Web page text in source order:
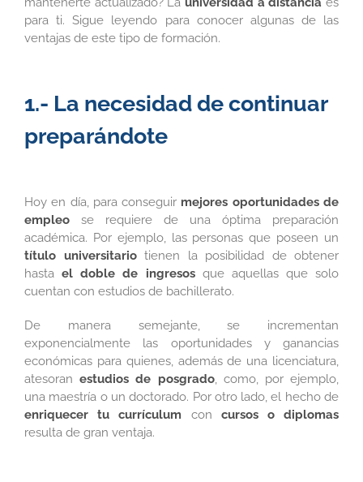
para ti. Sigue leyendo para conocer algunas de las
ventajas de este tipo de formación.
1.- La necesidad de continuar
preparándote
Hoy en día, para conseguir mejores oportunidades de
empleo se requiere de una óptima preparación
académica. Por ejemplo, las personas que poseen un
título universitariotienen la posibilidad de obtener
hastael doble de ingresosque aquellas que solo
cuentan con estudios de bachillerato.
De manera semejante, se incrementan
exponencialmente las oportunidades y ganancias
económicas para quienes, además de una licenciatura,
atesoranestudios de posgrado, como, por ejemplo,
una maestría o un doctorado. Por otro lado, el hecho de
enriquecer tu currículum con cursos o diplomas
resulta de gran ventaja.